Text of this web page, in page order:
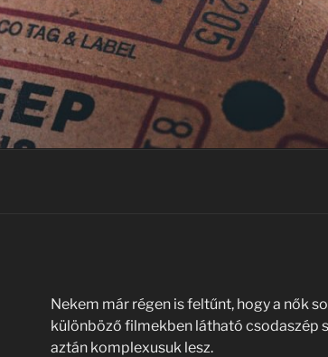
Nekem már régen is feltűnt, hogy a nők
különböző filmekben látható csodaszép
aztán komplexusuk lesz.